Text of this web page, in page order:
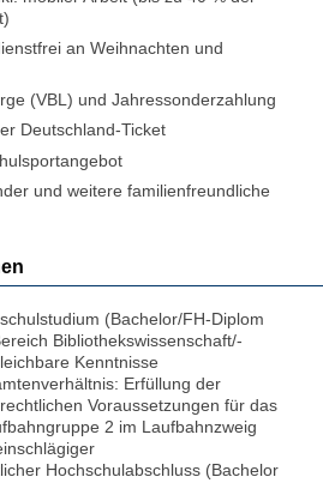
an Weihnachten und
(VBL) und Jahressonderzahlung
Deutschland-Ticket
und weitere familienfreundliche
(Bachelor/FH-Diplom
Bibliothekswissenschaft/-
Kenntnisse
Erfüllung der
Voraussetzungen für das
2 im Laufbahnzweig
Hochschulabschluss (Bachelor